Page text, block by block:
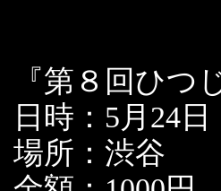
『第８回ひつ
日時：5月24
場所：渋谷